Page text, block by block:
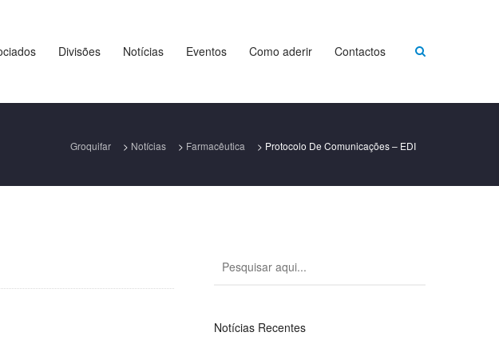
Divisões Notícias Eventos Como aderir Contactos
Groquifar > Notícias > Farmacêutica > Protocolo De Comunicações – EDI
Notícias Recentes